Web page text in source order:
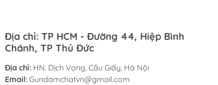
Địa chỉ: TP HCM - Đường 44, Hiệp Bình
Chánh, TP Thủ Đức
Địa chỉ: HN: Dịch Vọng, Cầu Giấy, Hà Nội
Email: Gundamchatvn@gmail.com